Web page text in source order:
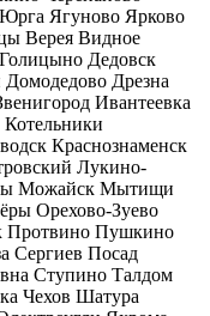
Юрга Ягуново Ярково
Верея Видное
Голицыно Дедовск
Домодедово Дрезна
Ивантеевка
Котельники
Краснознаменск
Лукино-
Можайск Мытищи
Орехово-Зуево
Протвино Пушкино
Сергиев Посад
Ступино Талдом
Чехов Шатура